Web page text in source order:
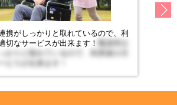
携がしっかりと取れているので、利
切なサービスが出来ます！ 職員同士
かりと取れているので、利用者の方
ビスが出来ます！